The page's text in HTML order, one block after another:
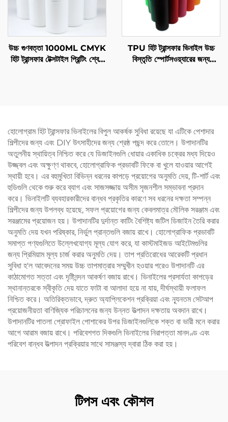
উচ্চ গুণবত্তা 1000ML CMYK
হিট ট্রান্সফার টেক্সটাইল প্রিন্টিং শ্বেত
TPU হিট ট্রান্সফার ভিনাইল উচ্চ
বিস্তৃতি স্পোর্টসওয়্যারের জন্য
হোলোগ্রাম হিট ট্রান্সফার ভিনাইলের বিপুল আকর্ষক সুবিধা রয়েছে যা এটিকে পেশাদার
শিল্পীদের জন্য এবং DIY উৎসাহীদের জন্য শ্রেষ্ঠ পছন্দ করে তোলে। উপাদানটির
অতুলনীয় স্থায়িত্ব নিশ্চিত করে যে ডিজাইনগুলি ধোয়ার একাধিক চক্রের মধ্য দিয়েও
উজ্জ্বল এবং অক্ষুণ্ণ থাকবে, হোলোগ্রাফিক প্রভাবটি ফিকে বা খুলে যাওয়ার আগেই
স্থায়ী হবে। এর বহুমুখিতা বিভিন্ন ধরনের কাপড়ে প্রয়োগের অনুমতি দেয়, টি-শার্ট এবং
হুডিগুলি থেকে শুরু করে ব্যাগ এবং সাজসজ্জায় অসীম সৃজনশীল সম্ভাবনা প্রদান
করে। ভিনাইলটি ব্যবহারকারীদের বান্ধব প্রকৃতির কারণে সব ধরনের দক্ষতা সম্পন্ন
শিল্পীদের জন্য উপলব্ধ হয়েছে, সফল প্রয়োগের জন্য কেবলমাত্র মৌলিক সরঞ্জাম এবং
সরঞ্জামের প্রয়োজন হয়। উপাদানটির দুর্দান্ত কাটিং বৈশিষ্ট্য জটিল ডিজাইন তৈরি করার
অনুমতি দেয় যখন পরিষ্কার, নির্ভুল প্রান্তগুলি বজায় রাখে। হোলোগ্রাফিক প্রভাবটি
সমাপ্ত পণ্যগুলিতে উল্লেখযোগ্য মূল্য যোগ করে, যা কাস্টমাইজড আইটেমগুলির
জন্য প্রিমিয়াম মূল্য চার্জ করার অনুমতি দেয়। তাপ প্রতিরোধের আরেকটি প্রধান
সুবিধা হ'ল আবেদনের সময় উচ্চ তাপমাত্রার সম্মুখীন হওয়ার পরেও উপাদানটি এর
কাঠামোগত সত্তা এবং দৃষ্টিনন্দন আকর্ষণ বজায় রাখে। ভিনাইলের প্রসার্যতা কাপড়ের
স্থানান্তরকে স্বীকৃতি দেয় যাতে ফাটা বা আলাদা হয়ে না যায়, দীর্ঘস্থায়ী ফলাফল
নিশ্চিত করে। অতিরিক্তভাবে, দ্রুত অ্যাপ্লিকেশন প্রক্রিয়া এবং ন্যূনতম সেটআপ
প্রয়োজনীয়তা বাণিজ্যিক পরিচালনের জন্য উন্নত উত্পাদন দক্ষতায় অবদান রাখে।
উপাদানটির পাতলা প্রোফাইল পোশাকের উপর ডিজাইনগুলিকে শক্ত বা ভারী মনে করার
আগে আরাম বজায় রাখে। পরিবেশগত দিকগুলি ভিনাইলের নিরাপত্তা মানদণ্ড এবং
পরিবেশ বান্ধব উত্পাদন প্রক্রিয়ার সাথে সামঞ্জস্য দ্বারা ঠিক করা হয়।
টিপস এবং কৌশল